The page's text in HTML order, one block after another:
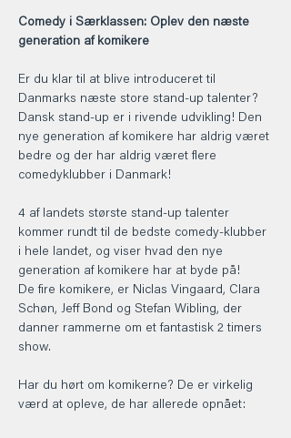
Comedy i Særklassen: Oplev den næste
generation af komikere
Er du klar til at blive introduceret til
Danmarks næste store stand-up talenter?
Dansk stand-up er i rivende udvikling! Den
nye generation af komikere har aldrig været
bedre og der har aldrig været flere
comedyklubber i Danmark!
4 af landets største stand-up talenter
kommer rundt til de bedste comedy-klubber
i hele landet, og viser hvad den nye
generation af komikere har at byde på!
De fire komikere, er Niclas Vingaard, Clara
Schøn, Jeff Bond og Stefan Wibling, der
danner rammerne om et fantastisk 2 timers
show.
Har du hørt om komikerne? De er virkelig
værd at opleve, de har allerede opnået: